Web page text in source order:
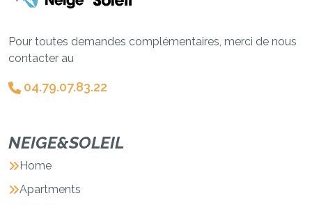
Pour toutes demandes complémentaires, merci de nous
contacter au
04.79.07.83.22
NEIGE&SOLEIL
Home
Apartments